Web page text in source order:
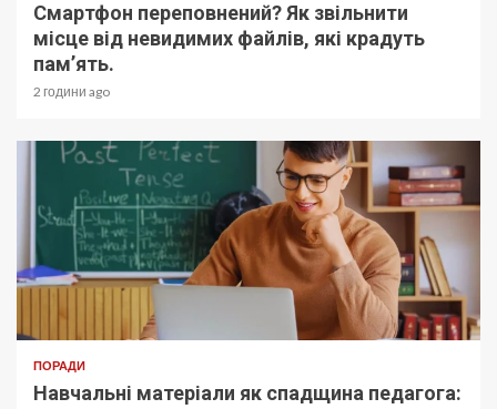
Смартфон переповнений? Як звільнити
місце від невидимих файлів, які крадуть
пам’ять.
2 години ago
ПОРАДИ
Навчальні матеріали як спадщина педагога: